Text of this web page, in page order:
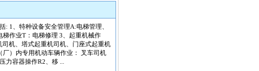
: 1、特种设备安全管理A:电梯管理、
作业T：电梯修理 3、起重机械作
机、塔式起重机司机、门座式起重机
）内专用机动车辆作业： 叉车司机
力容器操作R2、移 ...